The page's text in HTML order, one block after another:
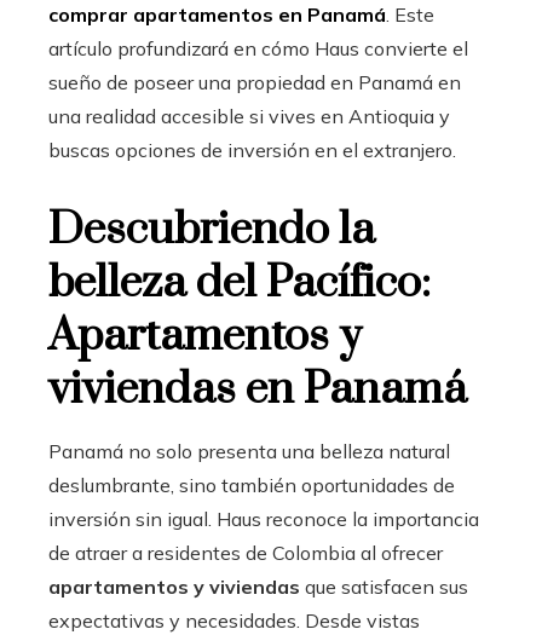
comprar apartamentos en Panamá . Este
artículo profundizará en cómo Haus convierte el
sueño de poseer una propiedad en Panamá en
una realidad accesible si vives en Antioquia y
buscas opciones de inversión en el extranjero.
Descubriendo la
belleza del Pacífico:
Apartamentos y
viviendas en Panamá
Panamá no solo presenta una belleza natural
deslumbrante, sino también oportunidades de
inversión sin igual. Haus reconoce la importancia
de atraer a residentes de Colombia al ofrecer
apartamentos y viviendas que satisfacen sus
expectativas y necesidades. Desde vistas